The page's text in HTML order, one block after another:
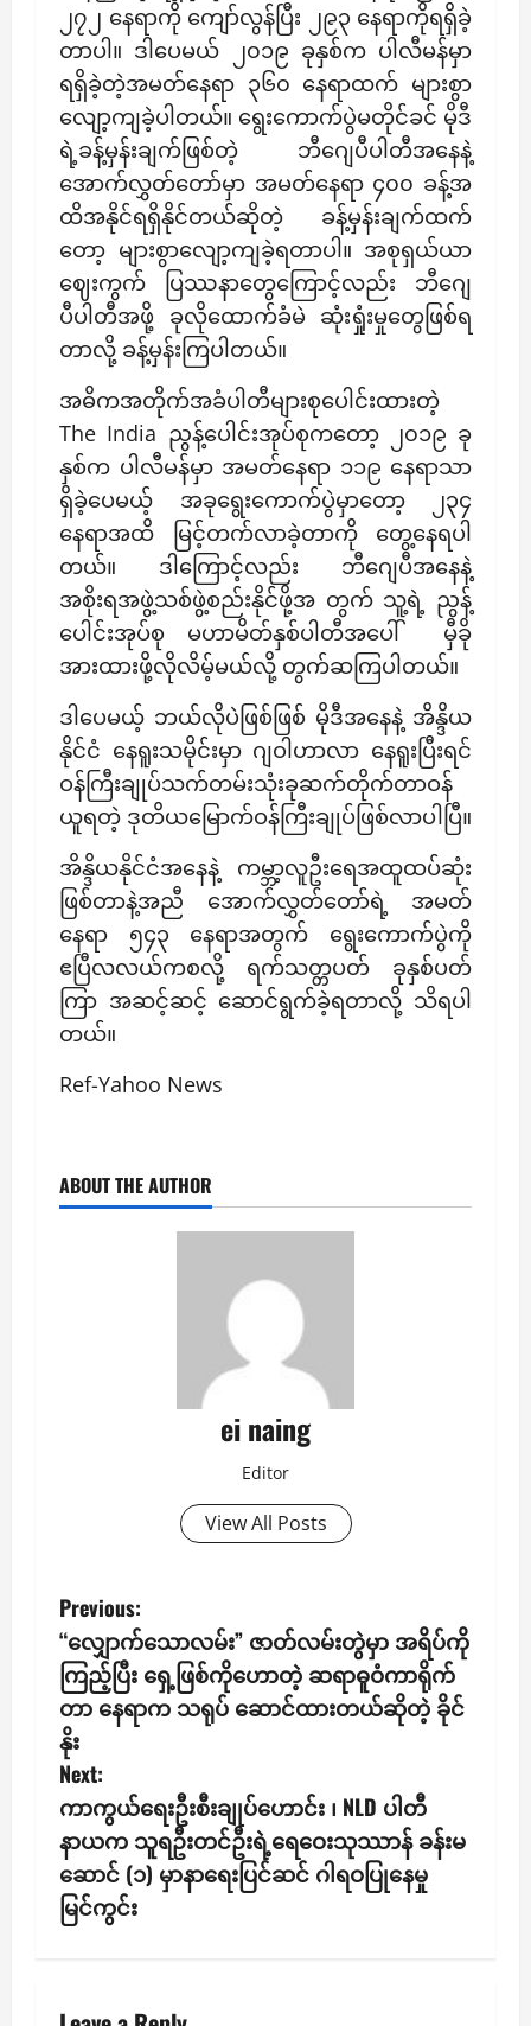
၂၇၂ နေရာကို ကျော်လွန်ပြီး ၂၉၃ နေရာကိုရရှိခဲ့
တာပါ။ ဒါပေမယ် ၂၀၁၉ ခုနှစ်က ပါလီမန်မှာ
ရရှိခဲ့တဲ့အမတ်နေရာ ၃၆၀ နေရာထက် များစွာ
လျော့ကျခဲ့ပါတယ်။ ရွေးကောက်ပွဲမတိုင်ခင် မိုဒီ
ရဲ့ခန့်မှန်းချက်ဖြစ်တဲ့ ဘီဂျေပီပါတီအနေနဲ့
အောက်လွှတ်တော်မှာ အမတ်နေရာ ၄၀၀ ခန့်အ
ထိအနိုင်ရရှိနိုင်တယ်ဆိုတဲ့ ခန့်မှန်းချက်ထက်
တော့ များစွာလျော့ကျခဲ့ရတာပါ။ အစုရှယ်ယာ
ဈေးကွက် ပြဿနာတွေကြောင့်လည်း ဘီဂျေ
ပီပါတီအဖို့ ခုလိုထောက်ခံမဲ ဆုံးရှုံးမှုတွေဖြစ်ရ
တာလို့ ခန့်မှန်းကြပါတယ်။
အဓိကအတိုက်အခံပါတီများစုပေါင်းထားတဲ့
The India ညွန့်ပေါင်းအုပ်စုကတော့ ၂၀၁၉ ခု
နှစ်က ပါလီမန်မှာ အမတ်နေရာ ၁၁၉ နေရာသာ
ရှိခဲ့ပေမယ့် အခုရွေးကောက်ပွဲမှာတော့ ၂၃၄
နေရာအထိ မြင့်တက်လာခဲ့တာကို တွေ့နေရပါ
တယ်။ ဒါကြောင့်လည်း ဘီဂျေပီအနေနဲ့
အစိုးရအဖွဲ့သစ်ဖွဲ့စည်းနိုင်ဖို့အ တွက် သူ့ရဲ့ ညွန့်
ပေါင်းအုပ်စု မဟာမိတ်နှစ်ပါတီအပေါ် မှီခို
အားထားဖို့လိုလိမ့်မယ်လို့ တွက်ဆကြပါတယ်။
ဒါပေမယ့် ဘယ်လိုပဲဖြစ်ဖြစ် မိုဒီအနေနဲ့ အိန္ဒိယ
နိုင်ငံ နေရူးသမိုင်းမှာ ဂျဝါဟာလာ နေရူးပြီးရင်
ဝန်ကြီးချုပ်သက်တမ်းသုံးခုဆက်တိုက်တာဝန်
ယူရတဲ့ ဒုတိယမြောက်ဝန်ကြီးချုပ်ဖြစ်လာပါပြီ။
အိန္ဒိယနိုင်ငံအနေနဲ့ ကမ္ဘာ့လူဦးရေအထူထပ်ဆုံး
ဖြစ်တာနဲ့အညီ အောက်လွှတ်တော်ရဲ့ အမတ်
နေရာ ၅၄၃ နေရာအတွက် ရွေးကောက်ပွဲကို
ဧပြီလလယ်ကစလို့ ရက်သတ္တပတ် ခုနှစ်ပတ်
ကြာ အဆင့်ဆင့် ဆောင်ရွက်ခဲ့ရတာလို့ သိရပါ
တယ်။
Ref-Yahoo News
ABOUT THE AUTHOR
ei naing
Editor
View All Posts
P
o
s
t
n
a
v
g
Previous:
“လျှောက်သောလမ်း” ဇာတ်လမ်းတွဲမှာ အရိပ်ကို
ကြည့်ပြီး ရှေ့ဖြစ်ကိုဟောတဲ့ ဆရာဓူဝံကာရိုက်
တာ နေရာက သရုပ် ဆောင်ထားတယ်ဆိုတဲ့ ခိုင်
နိုး
Next:
ကာကွယ်ရေးဦးစီးချုပ်ဟောင်း ၊ NLD ပါတီ
နာယက သူရဦးတင်ဦးရဲ့ရေဝေးသုဿာန် ခန်းမ
ဆောင် (၁) မှာနာရေးပြင်ဆင် ဂါရဝပြုနေမှု
မြင်ကွင်း